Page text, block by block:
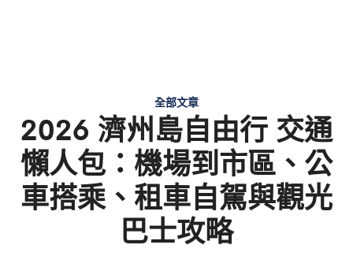
全部文章
2026 濟州島自由行 交通
懶人包：機場到市區、公
車搭乘、租車自駕與觀光
巴士攻略